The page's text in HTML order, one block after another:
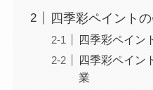
四季彩ペイント
四季彩ペイン
四季彩ペイン
業